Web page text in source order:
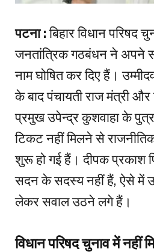
पटना :बिहार विधान परिषद
जनतांत्रिक गठबंधन ने अपने
नाम घोषित कर दिए हैं।
के बाद पंचायती राज मंत्री और
प्रमुख उपेन्द्र कुशवाहा के
टिकट नहीं मिलने से राजनीतिक
शुरू हो गई हैं। दीपक प्रकाश
सदन के सदस्य नहीं हैं, ऐसे में
लेकर सवाल उठने लगे हैं।
विधान परिषद चुनाव में नहीं